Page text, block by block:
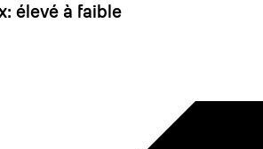
élevé à faible